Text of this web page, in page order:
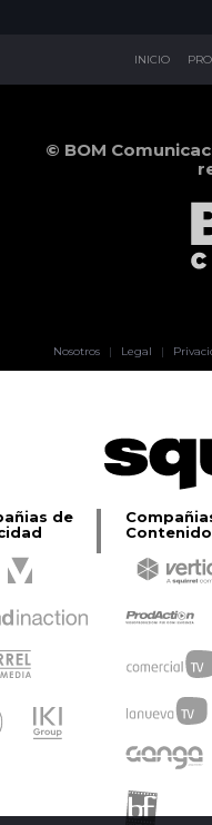
INICIO
© BOM
Nosotros | Legal |
de
Contenido